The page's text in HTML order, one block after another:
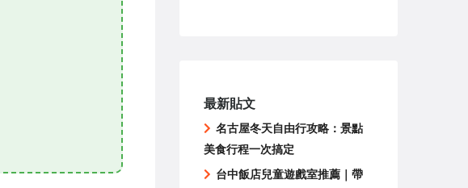
最新貼文
名古屋冬天自由行攻略：景點
美食行程一次搞定
台中飯店兒童遊戲室推薦｜帶